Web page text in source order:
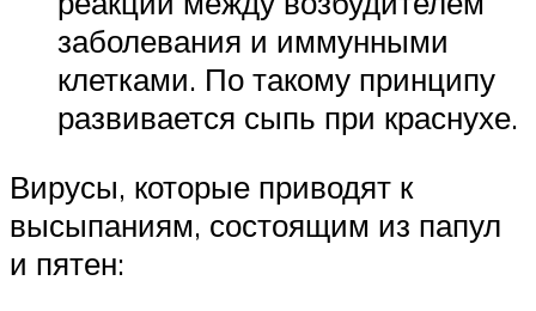
заболевания и иммунными
клетками. По такому принципу
развивается сыпь при краснухе.
Вирусы, которые приводят к
высыпаниям, состоящим из папул
и пятен: